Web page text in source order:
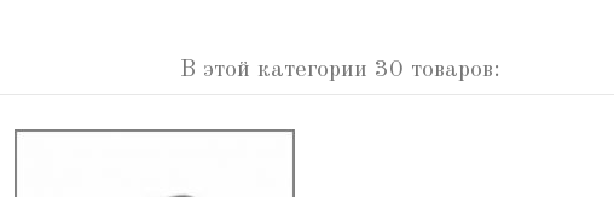
В этой категории 30 товаров: